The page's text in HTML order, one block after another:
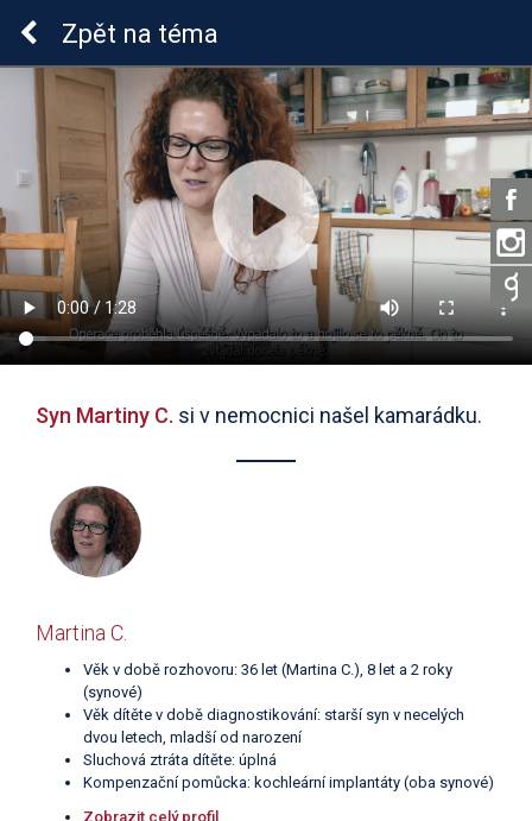
Sluchová vada u dětí
Zpět na téma
Syn Martiny C. si v nemocnici našel kamarádku.
Martina C.
Věk v době rozhovoru: 36 let (Martina C.), 8 let a 2 roky
(synové)
Věk dítěte v době diagnostikování: starší syn v necelých
dvou letech, mladší od narození
Sluchová ztráta dítěte: úplná
Kompenzační pomůcka: kochleární implantáty (oba synové)
Zobrazit celý profil